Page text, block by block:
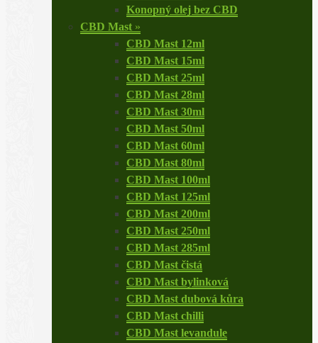
Konopný olej bez CBD
CBD Mast »
CBD Mast 12ml
CBD Mast 15ml
CBD Mast 25ml
CBD Mast 28ml
CBD Mast 30ml
CBD Mast 50ml
CBD Mast 60ml
CBD Mast 80ml
CBD Mast 100ml
CBD Mast 125ml
CBD Mast 200ml
CBD Mast 250ml
CBD Mast 285ml
CBD Mast čistá
CBD Mast bylinková
CBD Mast dubová kůra
CBD Mast chilli
CBD Mast levandule